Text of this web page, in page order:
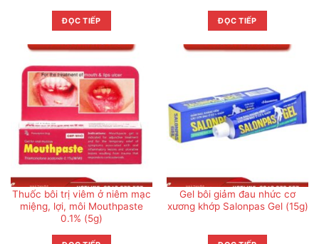
ĐỌC TIẾP ĐỌC TIẾP
Thuốc bôi trị viêm ở niêm mạc
miệng, lợi, môi Mouthpaste
0.1% (5g)
Gel bôi giảm đau nhức cơ
xương khớp Salonpas Gel (15g)